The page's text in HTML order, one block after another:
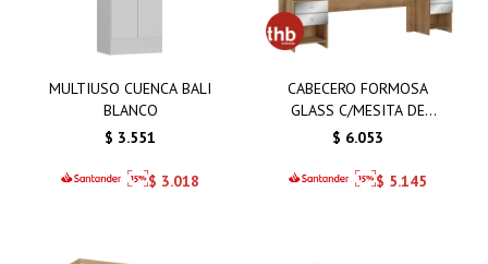
MULTIUSO CUENCA BALI
BLANCO
$ 3.551
$ 3.018
CABECERO FORMOSA
GLASS C/MESITA DE
NOCHE
$ 6.053
$ 5.145